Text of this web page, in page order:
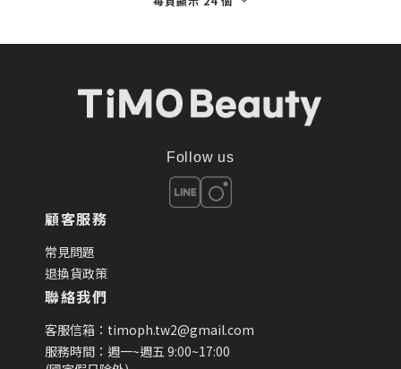
Follow us
顧客服務
常見問題
退換貨政策
聯絡我們
客服信箱：timoph.tw2@gmail.com
服務時間：週一~週五 9:00~17:00